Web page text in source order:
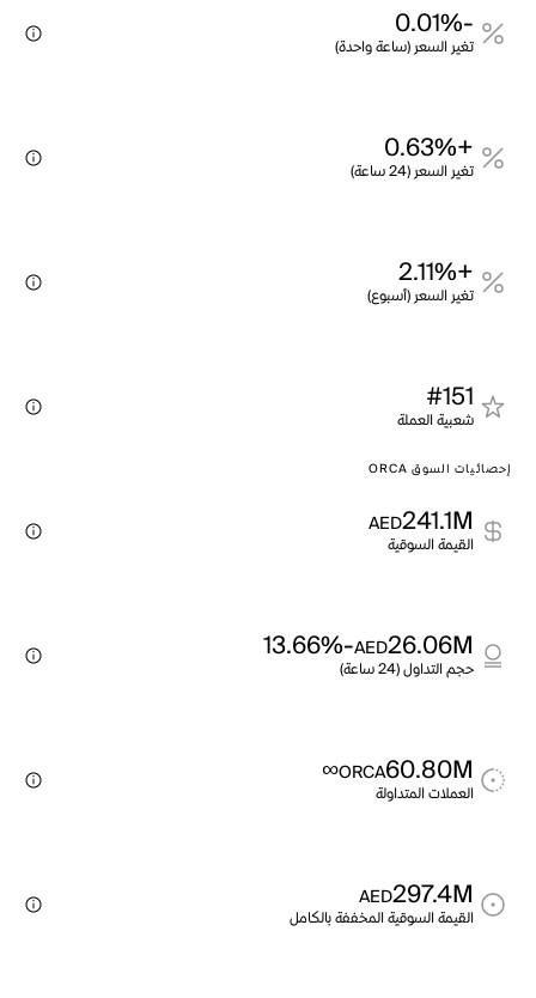
-0.01%
تغير السعر (ساعة واحدة)
+0.63%
تغير السعر (24 ساعة)
+2.11%
تغير السعر (أسبوع)
#151
شعبية العملة
إحصائيات السوق ORCA
241.1M
AED
القيمة السوقية
26.06M
AED
-13.66%
حجم التداول (24 ساعة)
60.80M
ORCA
∞
العملات المتداولة
297.4M
AED
القيمة السوقية المخففة بالكامل